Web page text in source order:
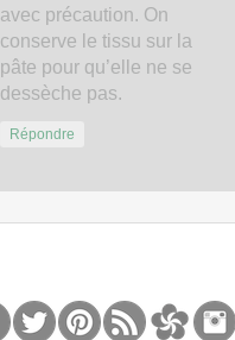
avec précaution. On
conserve le tissu sur la
pâte pour qu’elle ne se
dessèche pas.
Répondre